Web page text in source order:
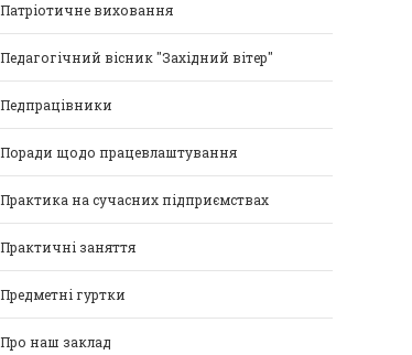
Патріотичне виховання
Педагогічний вісник "Західний вітер"
Педпрацівники
Поради щодо працевлаштування
Практика на сучасних підприємствах
Практичні заняття
Предметні гуртки
Про наш заклад